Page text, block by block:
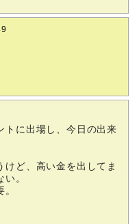
トに出場し、今日の出来
ど、高い金を出してま
。